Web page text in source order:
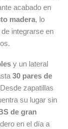
acabado en
madera, lo
integrarse en
y un lateral
30 pares de
zapatillas
su lugar sin
de gran
en el día a